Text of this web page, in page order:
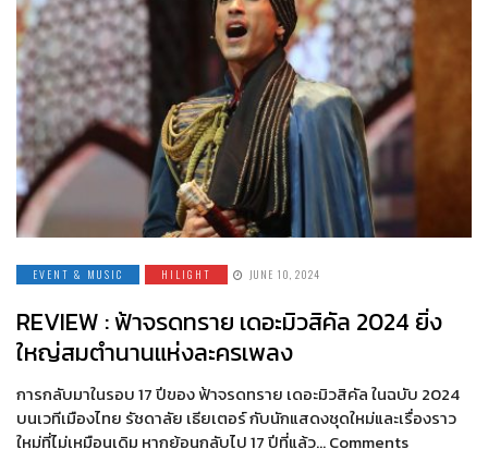
EVENT & MUSIC HILIGHT JUNE 10, 2024
REVIEW : ฟ้าจรดทราย เดอะมิวสิคัล 2024 ยิ่ง
ใหญ่สมตำนานแห่งละครเพลง
การกลับมาในรอบ 17 ปีของ ฟ้าจรดทราย เดอะมิวสิคัล ในฉบับ 2024
บนเวทีเมืองไทย รัชดาลัย เธียเตอร์ กับนักแสดงชุดใหม่และเรื่องราว
ใหม่ที่ไม่เหมือนเดิม หากย้อนกลับไป 17 ปีที่แล้ว… Comments